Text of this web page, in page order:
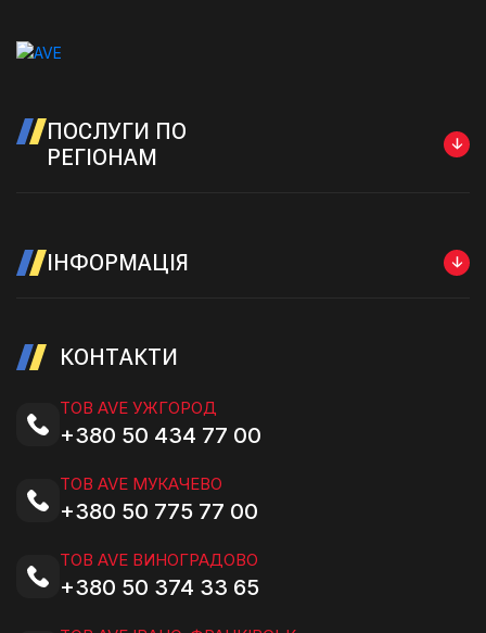
ПОСЛУГИ ПО
РЕГІОНАМ
ІНФОРМАЦІЯ
КОНТАКТИ
ТОВ AVE УЖГОРОД
+380 50 434 77 00
ТОВ AVE МУКАЧЕВО
+380 50 775 77 00
ТОВ AVE ВИНОГРАДОВО
+380 50 374 33 65